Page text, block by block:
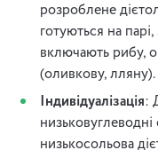
розроблене
готуються на
включають рибу,
(оливкову, лляну).
Індивідуалізація:
низьковуглеводні
низькосольова